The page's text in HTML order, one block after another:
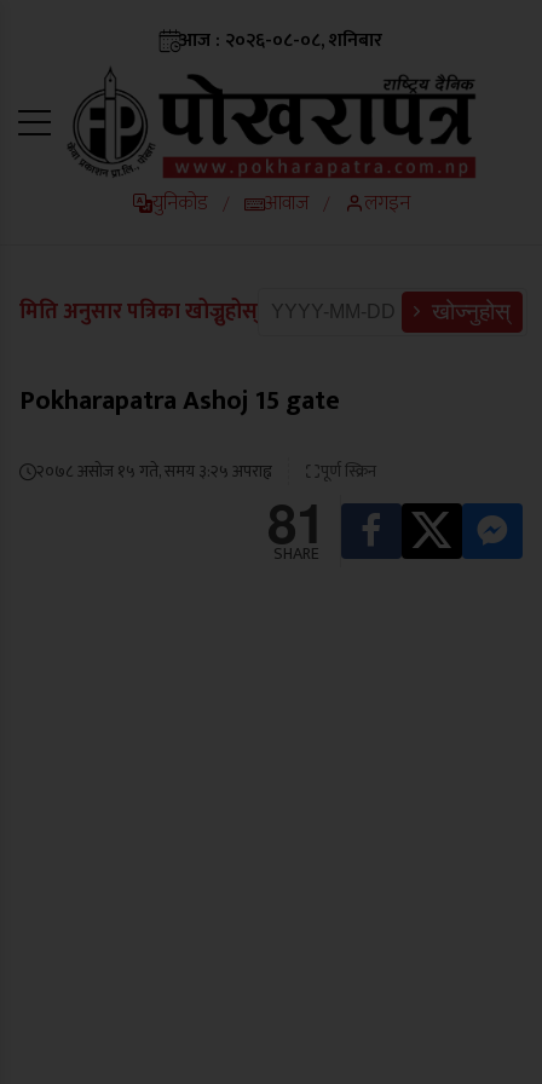
आज : २०२६-०८-०८, शनिबार
युनिकोड / आवाज / लगइन
मिति अनुसार पत्रिका खोज्नुहोस् खोज्नुहोस्
Pokharapatra Ashoj 15 gate
२०७८ असोज १५ गते, समय ३:२५ अपराह्न पूर्ण स्क्रिन
81
SHARE